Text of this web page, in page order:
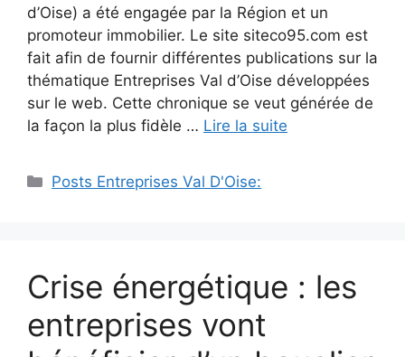
d’Oise) a été engagée par la Région et un
promoteur immobilier. Le site siteco95.com est
fait afin de fournir différentes publications sur la
thématique Entreprises Val d’Oise développées
sur le web. Cette chronique se veut générée de
la façon la plus fidèle … Lire la suite
Catégories
Posts Entreprises Val D'Oise:
Crise énergétique : les
entreprises vont